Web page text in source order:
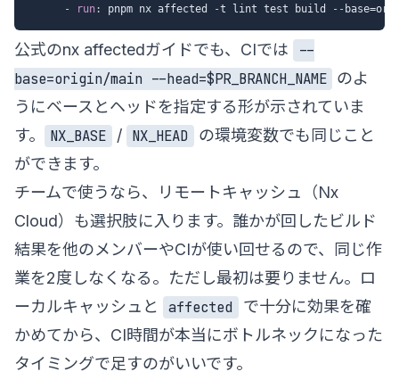
- run: pnpm nx affected -t lint test build - -
公式のnx affectedガイドでも、CIでは
--
base=origin/main --head=$PR_BRANCH_NAME のよ
うにベースとヘッドを指定する形が示されていま
す。
NX_BASE / NX_HEAD
の環境変数でも同じこと
ができます。
チームで使うなら、リモートキャッシュ（Nx
Cloud）も選択肢に入ります。誰かが回したビルド
結果を他のメンバーやCIが使い回せるので、同じ作
業を2度しなくなる。ただし最初は要りません。ロ
ーカルキャッシュと
affected
で十分に効果を確
かめてから、CI時間が本当にボトルネックになった
タイミングで足すのがいいです。